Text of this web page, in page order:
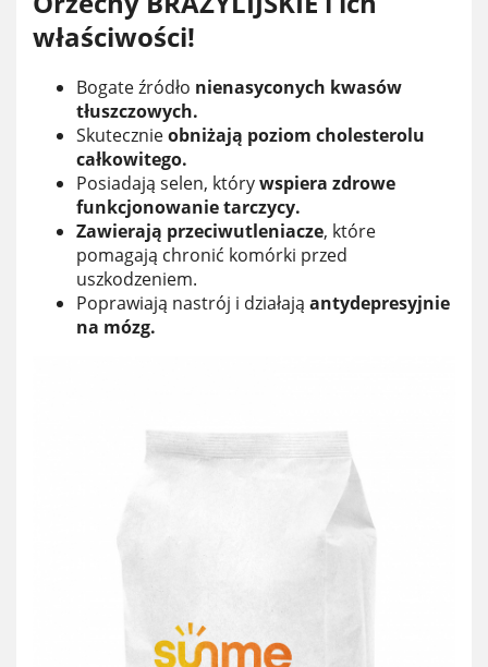
właściwości!
Bogate źródło nienasyconych kwasów
tłuszczowych.
Skutecznieobniżają poziom cholesterolu
całkowitego.
Posiadają selen, którywspiera zdrowe
funkcjonowanie tarczycy.
Zawierają przeciwutleniacze, które
pomagają chronić komórki przed
uszkodzeniem.
Poprawiają nastrój i działają antydepresyjnie
na mózg.